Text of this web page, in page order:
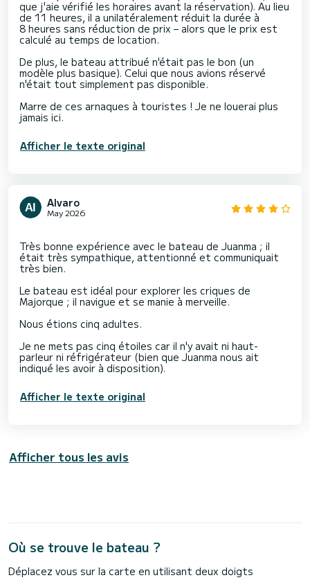
que j'aie vérifié les horaires avant la réservation). Au lieu
de 11 heures, il a unilatéralement réduit la durée à
8 heures sans réduction de prix – alors que le prix est
calculé au temps de location.
De plus, le bateau attribué n'était pas le bon (un
modèle plus basique). Celui que nous avions réservé
n'était tout simplement pas disponible.
Marre de ces arnaques à touristes ! Je ne louerai plus
Afficher le texte original
Alvaro
May 2026
Très bonne expérience avec le bateau de Juanma ; il
était très sympathique, attentionné et communiquait
très bien.
Le bateau est idéal pour explorer les criques de
Majorque ; il navigue et se manie à merveille.
Nous étions cinq adultes.
Je ne mets pas cinq étoiles car il n'y avait ni haut-
parleur ni réfrigérateur (bien que Juanma nous ait
Afficher le texte original
Afficher tous les avis
Où se trouve le bateau ?
Déplacez vous sur la carte en utilisant deux doigts